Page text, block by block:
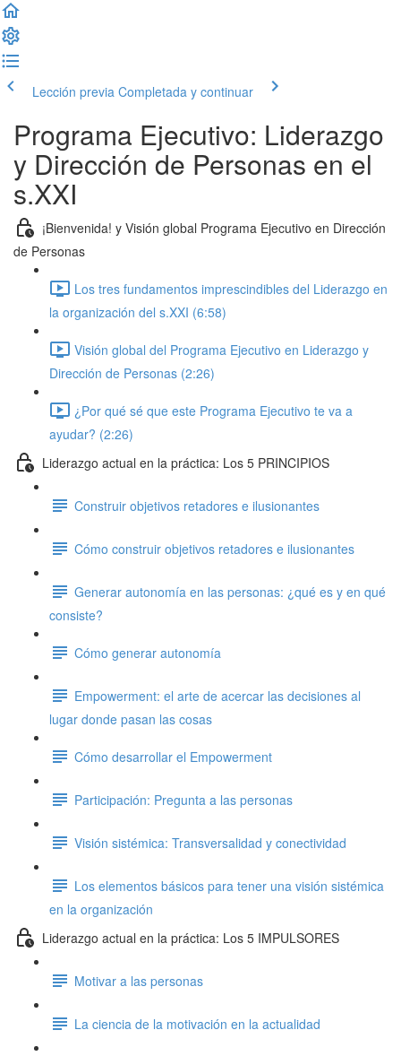
Lección previa Completada y continuar
Programa Ejecutivo: Liderazgo
y Dirección de Personas en el
s.XXI
¡Bienvenida! y Visión global Programa Ejecutivo en Dirección
de Personas
Los tres fundamentos imprescindibles del Liderazgo en
la organización del s.XXI (6:58)
Visión global del Programa Ejecutivo en Liderazgo y
Dirección de Personas (2:26)
¿Por qué sé que este Programa Ejecutivo te va a
ayudar? (2:26)
Liderazgo actual en la práctica: Los 5 PRINCIPIOS
Construir objetivos retadores e ilusionantes
Cómo construir objetivos retadores e ilusionantes
Generar autonomía en las personas: ¿qué es y en qué
consiste?
Cómo generar autonomía
Empowerment: el arte de acercar las decisiones al
lugar donde pasan las cosas
Cómo desarrollar el Empowerment
Participación: Pregunta a las personas
Visión sistémica: Transversalidad y conectividad
Los elementos básicos para tener una visión sistémica
en la organización
Liderazgo actual en la práctica: Los 5 IMPULSORES
Motivar a las personas
La ciencia de la motivación en la actualidad